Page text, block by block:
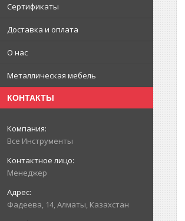
Сертификаты
Доставка и оплата
О нас
Металлическая мебель
КОНТАКТЫ
Все Инструменты
Менеджер
Фадеева, 14, Алматы, Казахстан